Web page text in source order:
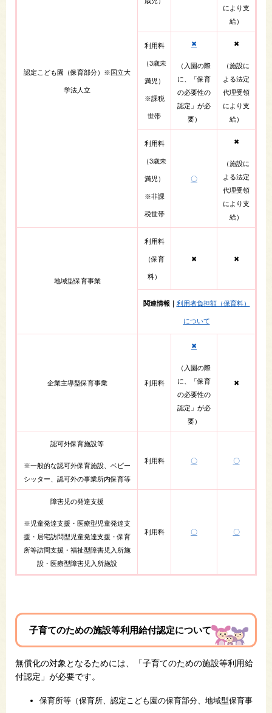
認定こども園（保育部分）​※国立大
学法人立​
により支
給）​
​利用料​
（3歳未
満児）
※課税
世帯​
✖
（入園の際
に、「保育
の必要性の
認定」が必
要）
✖
（施設に
よる法定
代理受領
により支
給）​
利用料​
（3歳未
満児）
※非課
税世帯​
〇
✖
（施設に
よる法定
代理受領
により支
給）​
地域型保育事業​
利用料
（保育
料）
✖ ✖
関連情報｜ 利用者負担額（保育料）
について
企業主導型保育事業 利用料
✖
（入園の際
に、「保育
の必要性の
認定」が必
要）
✖
認可外保育施設等
※一般的な認可外保育施設、ベビー
シッター、認可外の事業所内保育等​
利用料 〇 〇
障害児の発達支援
※児童発達支援・医療型児童発達支
援・居宅訪問型児童発達支援・保育
所等訪問支援・福祉型障害児入所施
設・医療型障害児入所施設​
利用料 〇 〇
子育てのための施設等利用給付認定について
無償化の対象となるためには、「子育てのための施設等利用給
付認定」が必要です。
保育所等（保育所、認定こども園の保育部分、地域型保育事